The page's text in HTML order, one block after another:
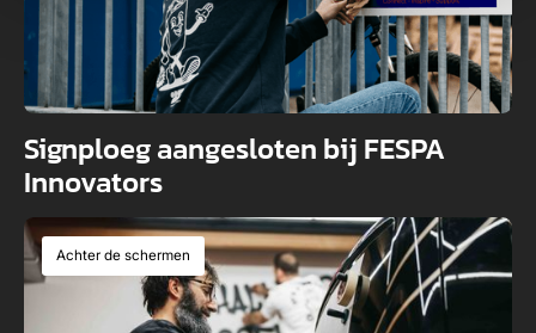
Signploeg aangesloten bij FESPA
Innovators
Achter de schermen